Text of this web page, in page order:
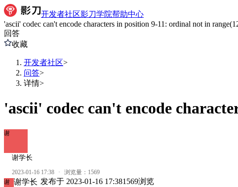
开发者社区影刀学院帮助中心
'ascii' codec can't encode characters in position 9-11: ordinal not in
回答
收藏
开发者社区>
问答>
详情>
'ascii' codec can't encode
谢
谢学长
2023-01-16 17:38 · 浏览量： 1569
谢 谢学长 发布于 2023-01-16 17:381569浏览